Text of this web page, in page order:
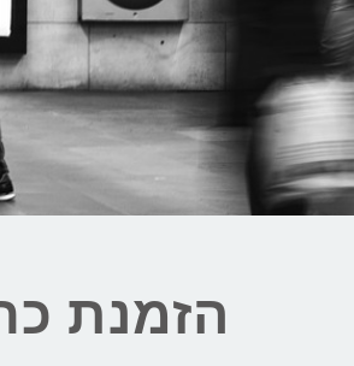
הזמנת